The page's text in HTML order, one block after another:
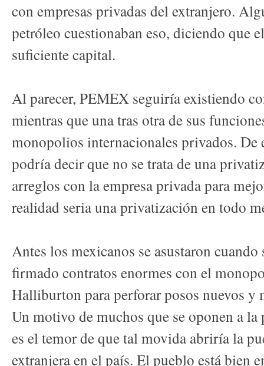
con empresas privadas del extranjero.
petróleo cuestionaban eso, diciendo que
suficiente capital.
Al parecer, PEMEX seguiría existiendo
mientras que una tras otra de sus
monopolios internacionales privados. De
podría decir que no se trata de una
arreglos con la empresa privada para
realidad seria una privatización en todo
Antes los mexicanos se asustaron cuando
firmado contratos enormes con el
Halliburton para perforar posos nuevos y
Un motivo de muchos que se oponen a
es el temor de que tal movida abriría la
extranjera en el país. El pueblo está bien